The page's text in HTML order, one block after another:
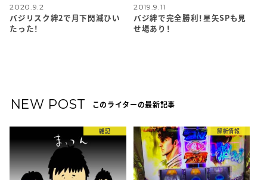
2020.9.2
バジリスク絆2で月下閃滅ひい
たった！
2019.9.11
バジ絆で完全勝利！星矢SPも見
せ場あり！
NEW POST このライターの最新記事
雑記 解析情報